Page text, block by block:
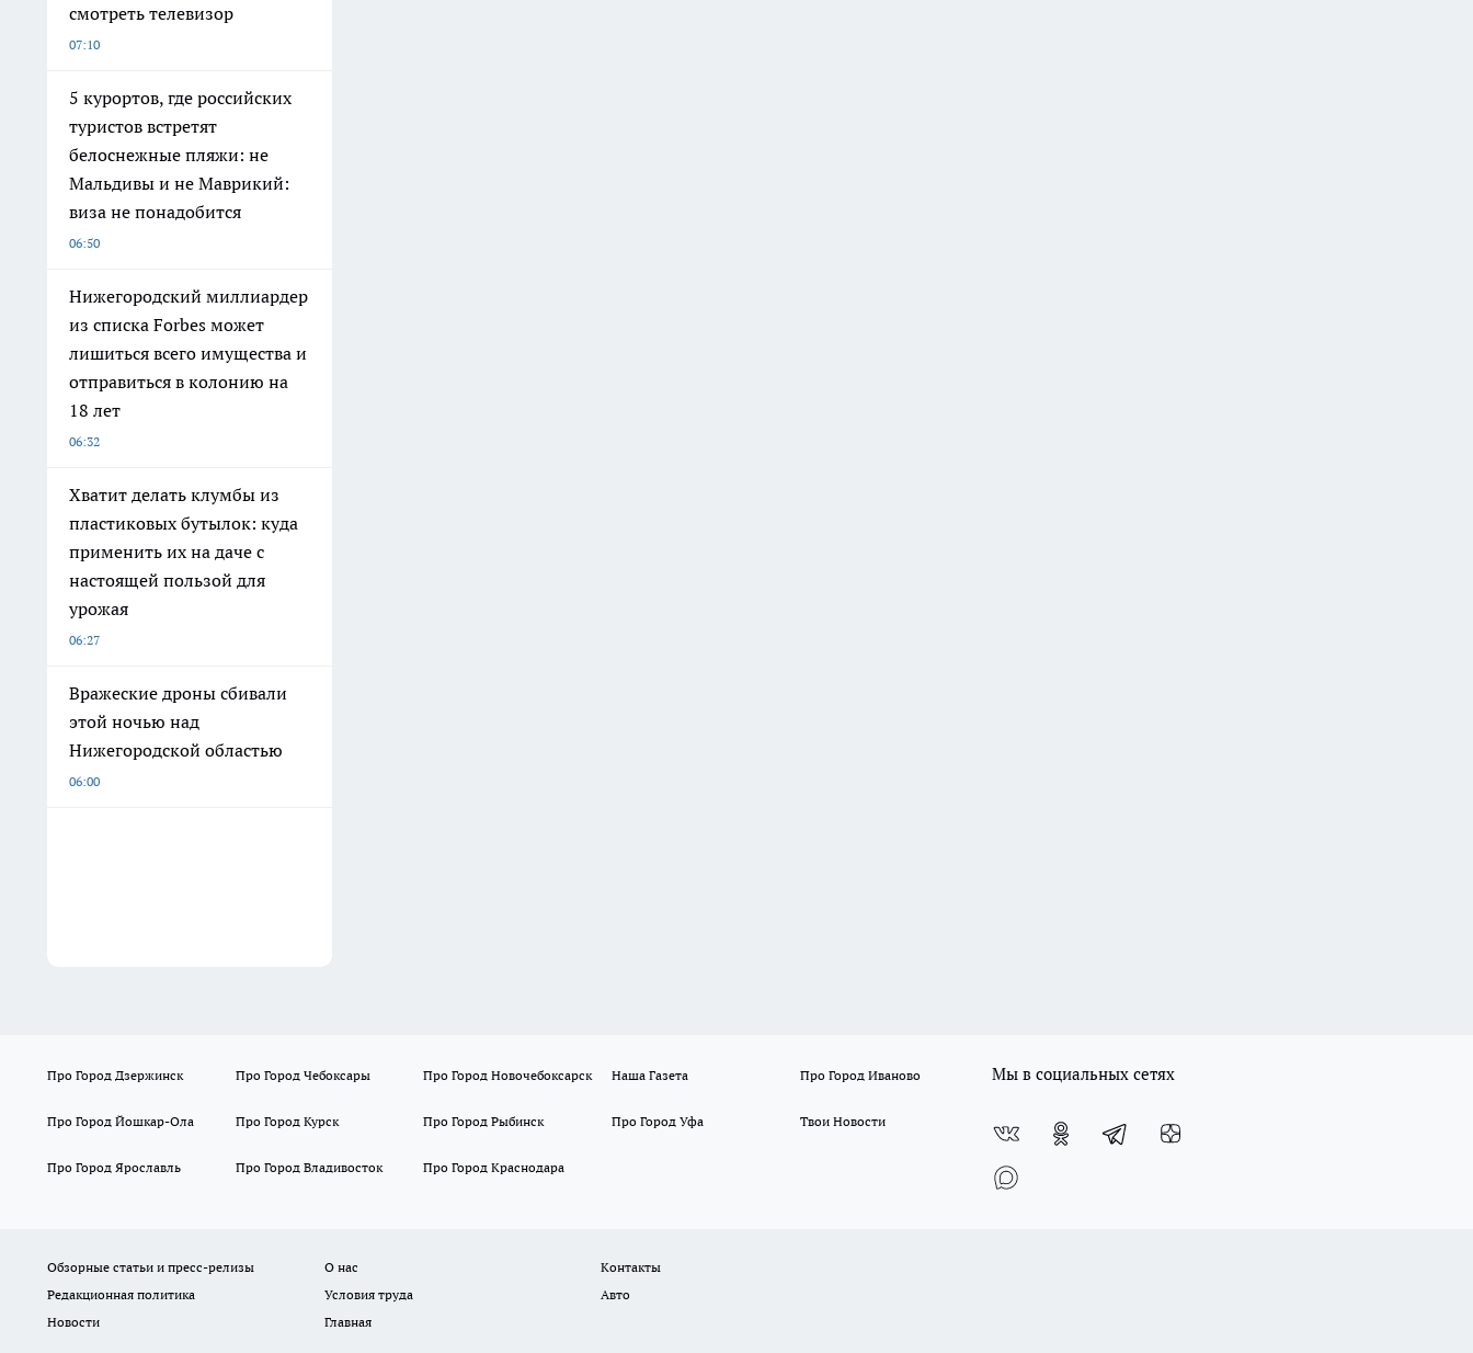
смотреть телевизор
07:10
5 курортов, где российских
туристов встретят
белоснежные пляжи: не
Мальдивы и не Маврикий:
виза не понадобится
06:50
Нижегородский миллиардер
из списка Forbes может
лишиться всего имущества и
отправиться в колонию на
18 лет
06:32
Хватит делать клумбы из
пластиковых бутылок: куда
применить их на даче с
настоящей пользой для
урожая
06:27
Вражеские дроны сбивали
этой ночью над
Нижегородской областью
06:00
Про Город Дзержинск Про Город Чебоксары Про Город Новочебоксарск Наша Газета Про Город Иваново
Про Город Йошкар-Ола Про Город Курск Про Город Рыбинск Про Город Уфа Твои Новости
Про Город Ярославль Про Город Владивосток Про Город Краснодара
Мы в социальных сетях
Обзорные статьи и пресс-релизы О нас
Контакты
Редакционная политика
Условия труда
Авто
Новости
Главная